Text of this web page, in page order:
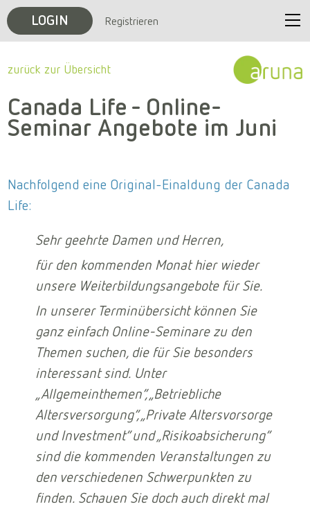
LOGIN Registrieren
Unternehmen
Veranstaltungen
Karriere
zurück zur Übersicht
Canada Life - Online-
Seminar Angebote im Juni
Nachfolgend eine Original-Einaldung der Canada
Life:
Sehr geehrte Damen und Herren,
für den kommenden Monat hier wieder
unsere Weiterbildungsangebote für Sie.
In unserer Terminübersicht können Sie
ganz einfach Online-Seminare zu den
Themen suchen, die für Sie besonders
interessant sind. Unter
„Allgemeinthemen“, „Betriebliche
Altersversorgung“, „Private Altersvorsorge
und Investment“ und „Risikoabsicherung“
sind die kommenden Veranstaltungen zu
den verschiedenen Schwerpunkten zu
finden. Schauen Sie doch auch direkt mal